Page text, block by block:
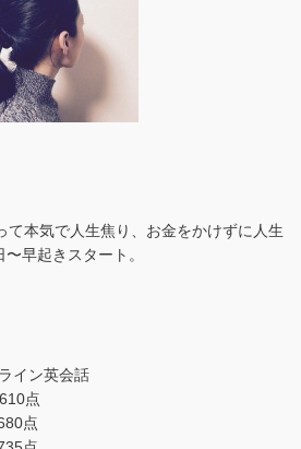
て本気で人生焦り、お金をかけずに人生
早起きスタート。
イン英会話
点
点